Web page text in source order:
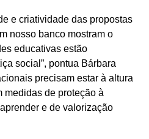
e criatividade das propostas
nosso banco mostram o
educativas estão
social”, pontua Bárbara
precisam estar à altura
medidas de proteção à
e de valorização